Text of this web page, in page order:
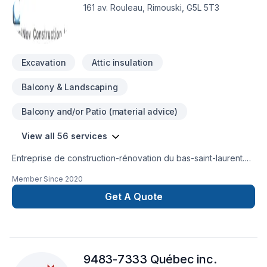
161 av. Rouleau, Rimouski, G5L 5T3
Excavation Attic insulation
Balcony & Landscaping
Balcony and/or Patio (material advice)
View all 56 services
Entreprise de construction-rénovation du bas-saint-laurent.
(résidentiels et commerciaux) pour maximiser les revenus.
Possibilité de notes de calculs et de plans signés par un
ingénieur.
Member Since 2020
Get A Quote
9483-7333 Québec inc.